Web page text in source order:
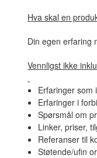
Hva skal en
Din egen erfaring
Vennligst ikke
Erfaringer som
Erfaringer i
Spørsmål om
Linker, priser,
Referanser til
Støtende/ufin